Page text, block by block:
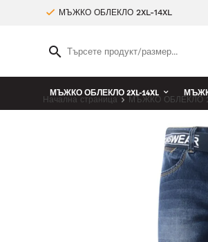
МЪЖКО ОБЛЕКЛО 2XL-14XL
МЪЖКО ОБЛЕКЛО 2XL-14XL
Начална страница МЪЖКО ОБЛЕКЛО